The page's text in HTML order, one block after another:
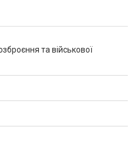
та військової